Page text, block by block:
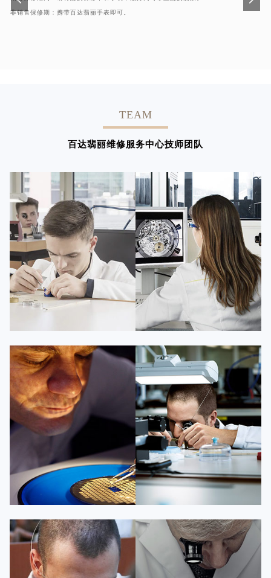
非销售保修期：携带百达翡丽手表即可。
TEAM
百达翡丽维修服务中心技师团队
凯罗尔·切尔西
资深百达翡丽技师
是百达翡丽维修服务中心
(百达翡丽保养中心)
的高级技师之一
Beijing PatekPhilippe Maintain
center
 百达翡丽维修
达芙妮·克劳迪娅
资深百达翡丽技师
是百达翡丽维修服务中心
(百达翡丽保养中心)
的高级技师之一
Shanghai PatekPhilippe Maintain
center
 百达翡丽维修
杰登·奥斯卡里昂
资深百达翡丽技师
是百达翡丽维修服务中心
(百达翡丽保养中心)
查尔斯·彼得艾伯特
资深百达翡丽技师
是百达翡丽维修服务中心
(百达翡丽保养中心)